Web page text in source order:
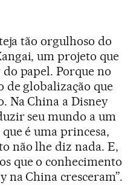
tão orgulhoso do
um projeto que
papel. Porque no
de globalização que
Na China a Disney
seu mundo a um
é uma princesa,
não lhe diz nada. E,
que o conhecimento
na China cresceram”.